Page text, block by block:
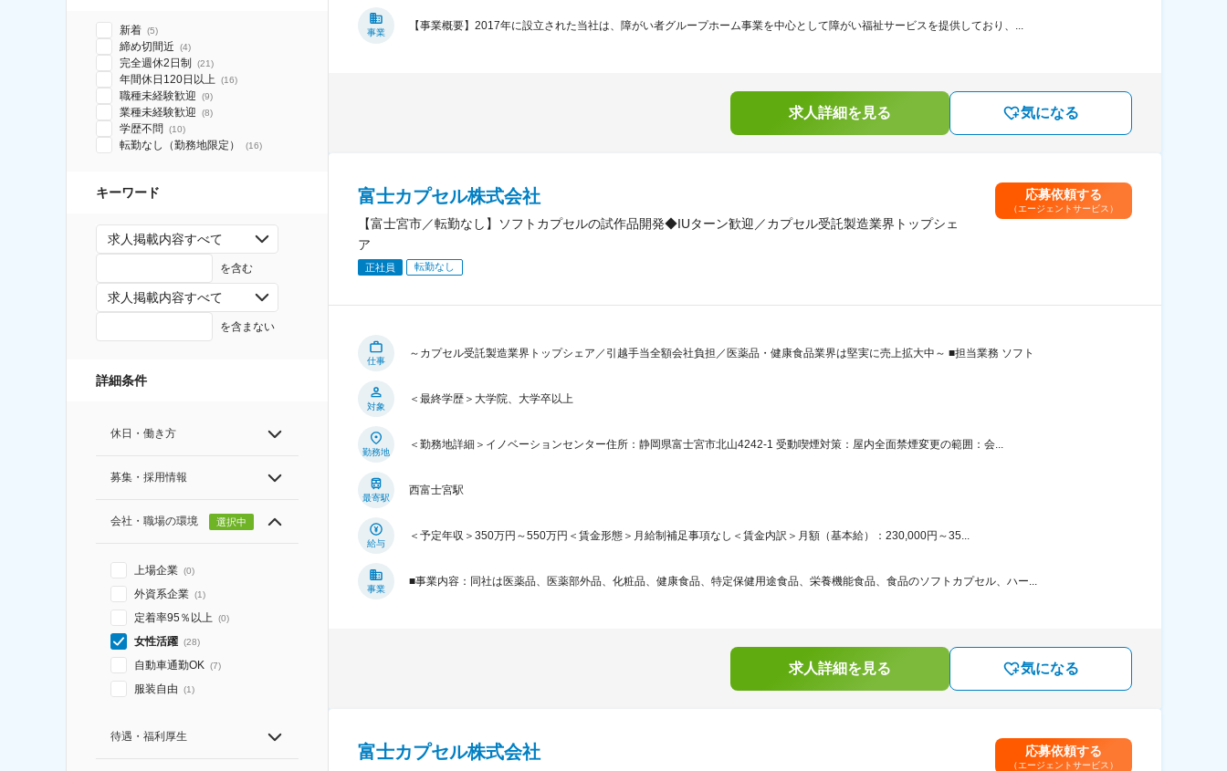
新着 (5)
締め切間近 (4)
完全週休2日制 (21)
年間休日120日以上 (16)
職種未経験歓迎 (9)
業種未経験歓迎 (8)
学歴不問 (10)
転勤なし（勤務地限定） (16)
キーワード
求人掲載内容すべて
を含む
求人掲載内容すべて
を含まない
詳細条件
休日・働き方
募集・採用情報
会社・職場の環境 選択中
上場企業 (0)
外資系企業 (1)
定着率95％以上 (0)
女性活躍 (28)
自動車通勤OK (7)
服装自由 (1)
待遇・福利厚生
事業
【事業概要】2017年に設立された当社は、障がい者グループホーム事業を中心として障がい福祉サービスを提供しており、...
求人詳細を見る 気になる
富士カプセル株式会社
【富士宮市／転勤なし】ソフトカプセルの試作品開発◆IUターン歓迎／カプセル受託製造業界トップシェ
ア
正社員 転勤なし
応募依頼する
（エージェントサービス）
仕事
～カプセル受託製造業界トップシェア／引越手当全額会社負担／医薬品・健康食品業界は堅実に売上拡大中～ ■担当業務 ソフト
対象
＜最終学歴＞大学院、大学卒以上
勤務地
＜勤務地詳細＞イノベーションセンター住所：静岡県富士宮市北山4242-1 受動喫煙対策：屋内全面禁煙変更の範囲：会...
最寄駅
西富士宮駅
給与
＜予定年収＞350万円～550万円＜賃金形態＞月給制補足事項なし＜賃金内訳＞月額（基本給）：230,000円～35...
事業
■事業内容：同社は医薬品、医薬部外品、化粧品、健康食品、特定保健用途食品、栄養機能食品、食品のソフトカプセル、ハー...
求人詳細を見る 気になる
富士カプセル株式会社 応募依頼する
（エージェントサービス）